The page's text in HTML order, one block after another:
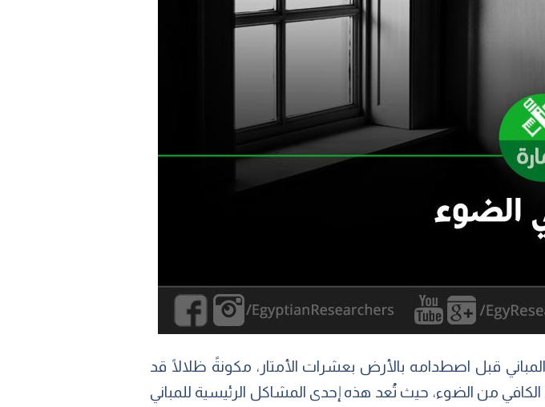
كم حتى تعترضه المباني قبل اصطدامه بالأرض بعشرات الأمتار، مكونةً ظلالًا قد
من الضوء، حيث تُعد هذه إحدى المشاكل الرئيسية للمباني